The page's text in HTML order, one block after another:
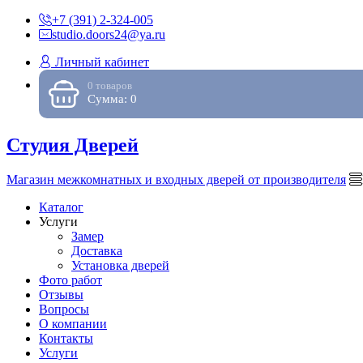
+7 (391) 2-324-005
studio.doors24@ya.ru
Личный кабинет
0 товаров
Сумма: 0
Студия Дверей
Магазин межкомнатных и входных дверей от производителя
Каталог
Услуги
Замер
Доставка
Установка дверей
Фото работ
Отзывы
Вопросы
О компании
Контакты
Услуги